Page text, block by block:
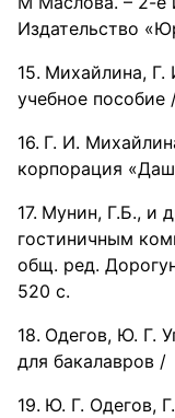
Издательство
Михайлина, Г.
учебное пособие
Г. И.
корпорация
Мунин, Г.Б., и
гостиничным
общ. ред.
520 с.
Одегов, Ю. Г.
для бакалавров /
Ю. Г. Одегов,